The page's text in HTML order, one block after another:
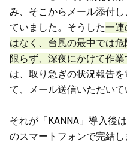
み、そこからメール添付
ていました。そうした一連
はなく、台風の最中では
限らず、深夜にかけて作
は、取り急ぎの状況報告
て、メール送信いただいて
それが「KANNA」導入後
のスマートフォンで完結